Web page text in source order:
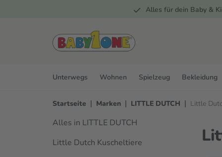
Alles für dein Baby &
Unterwegs Wohnen Spielzeug Bekleidung
Startseite | Marken | LITTLE DUTCH | Little
Alles in LITTLE DUTCH
Little Dutch Kuscheltiere